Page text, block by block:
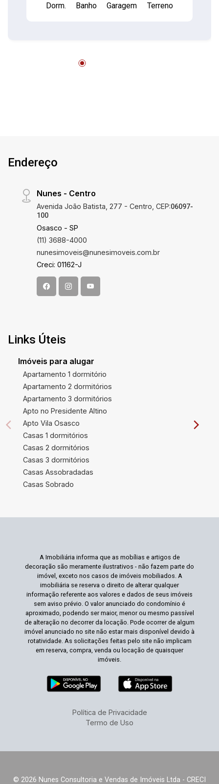
Dorm.
Banho
Garagem
Terreno
Endereço
Nunes - Centro
Avenida João Batista, 277 - Centro, CEP:06097-
100
Osasco - SP
(11) 3688-4000
nunesimoveis@nunesimoveis.com.br
Creci: 01162-J
Links Úteis
Imóveis para alugar
Apartamento 1 dormitório
Apartamento 2 dormitórios
Apartamento 3 dormitórios
Apto no Presidente Altino
Apto Vila Osasco
Casas 1 dormitórios
Casas 2 dormitórios
Casas 3 dormitórios
Casas Assobradadas
Casas Sobrado
A Imobiliária informa que as mobílias e artigos de
decoração são meramente ilustrativos - não fazem parte do
imóvel, exceto nos casos de imóveis mobiliados. A
imobiliária se reserva o direito de alterar qualquer
informação referente aos valores e dados de seus imóveis
sem aviso prévio. O valor anunciado do condomínio é
aproximado, podendo ser maior, menor ou mesmo passível
de alteração no decorrer da locação. Pode ocorrer de algum
imóvel anunciado no site não estar mais disponível devido à
rotatividade. As solicitações feitas pelo site não implicam
em reserva, compra, venda ou locação de quaisquer
imóveis.
Política de Privacidade
Termo de Uso
© 2026 Nunes Consultoria e Vendas de Imóveis Ltda - CRECI